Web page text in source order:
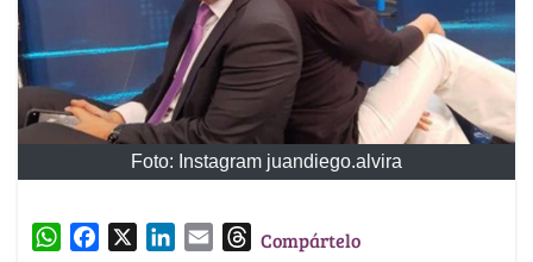
Foto: Instagram juandiego.alvira
W
TCompártelo